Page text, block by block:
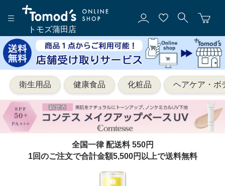
トモズ蒲田店
衛生用品 健康食品 化粧品 ヘアケア・ボ
全国一律 配送料 550円
1回のご注文で合計金額5,500円以上で送料無料